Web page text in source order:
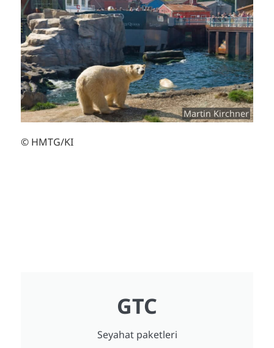
Martin Kirchner
© HMTG/KI
GTC
Seyahat paketleri